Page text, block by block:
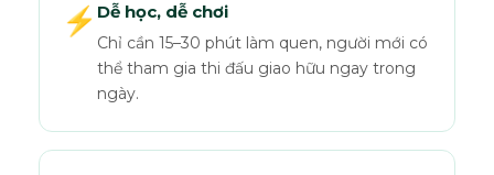
⚡ Dễ học, dễ chơi
Chỉ cần 15–30 phút làm quen, người mới có
thể tham gia thi đấu giao hữu ngay trong
ngày.